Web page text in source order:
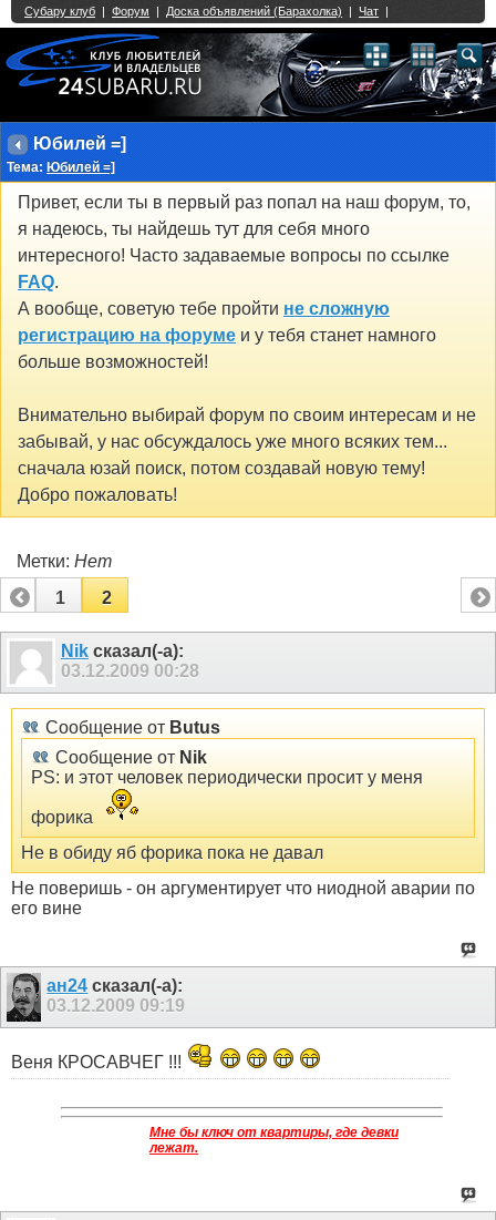
Юбилей =]
Тема: Юбилей =]
Привет, если ты в первый раз попал на наш форум, то,
я надеюсь, ты найдешь тут для себя много
интересного! Часто задаваемые вопросы по ссылке
FAQ.
А вообще, советую тебе пройти не сложную
регистрацию на форуме и у тебя станет намного
больше возможностей!
Внимательно выбирай форум по своим интересам и не
забывай, у нас обсуждалось уже много всяких тем...
сначала юзай поиск, потом создавай новую тему!
Добро пожаловать!
Метки: Нет
1
2
Nik сказал(-а):
03.12.2009 00:28
Сообщение от Butus
Сообщение от Nik
PS: и этот человек периодически просит у меня
форика
Не в обиду яб форика пока не давал
Не поверишь - он аргументирует что ниодной аварии по
его вине
ан24 сказал(-а):
03.12.2009 09:19
Веня КРОСАВЧЕГ !!!
Мне бы ключ от квартиры, где девки
лежат.
Single Sign On provided byvBSSO
2 3 4 5 6 7 8 9 10 11 12 13 14 15 16 17 18 21 22 23 24 25 26
27 28 29 30 31 32 33 34 35 36 37 38 39 40 41 42 43